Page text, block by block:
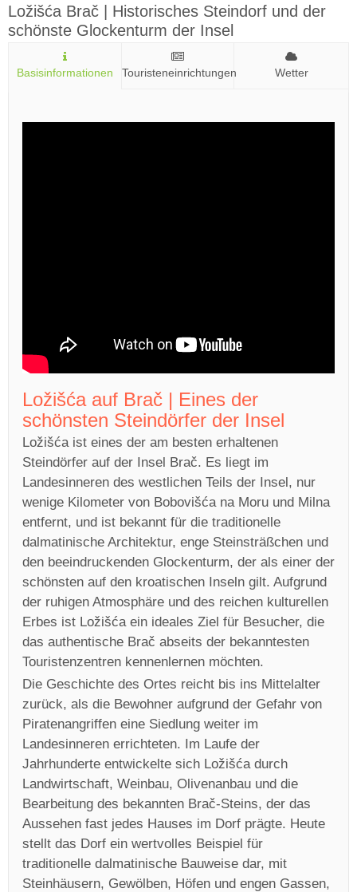
Ložišća Brač | Historisches Steindorf und der
schönste Glockenturm der Insel
Basisinformationen Touristeneinrichtungen Wetter
Ložišća auf Brač | Eines der
schönsten Steindörfer der Insel
Ložišća ist eines der am besten erhaltenen
Steindörfer auf der Insel Brač. Es liegt im
Landesinneren des westlichen Teils der Insel, nur
wenige Kilometer von Bobovišća na Moru und Milna
entfernt, und ist bekannt für die traditionelle
dalmatinische Architektur, enge Steinsträßchen und
den beeindruckenden Glockenturm, der als einer der
schönsten auf den kroatischen Inseln gilt. Aufgrund
der ruhigen Atmosphäre und des reichen kulturellen
Erbes ist Ložišća ein ideales Ziel für Besucher, die
das authentische Brač abseits der bekanntesten
Touristenzentren kennenlernen möchten.
Die Geschichte des Ortes reicht bis ins Mittelalter
zurück, als die Bewohner aufgrund der Gefahr von
Piratenangriffen eine Siedlung weiter im
Landesinneren errichteten. Im Laufe der
Jahrhunderte entwickelte sich Ložišća durch
Landwirtschaft, Weinbau, Olivenanbau und die
Bearbeitung des bekannten Brač-Steins, der das
Aussehen fast jedes Hauses im Dorf prägte. Heute
stellt das Dorf ein wertvolles Beispiel für
traditionelle dalmatinische Bauweise dar, mit
Steinhäusern, Gewölben, Höfen und engen Gassen,